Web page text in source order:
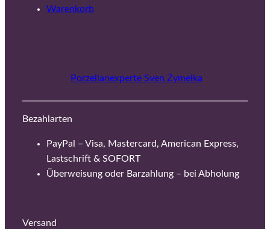
Warenkorb
Porzellanexperte Sven Zymelka
Bezahlarten
PayPal – Visa, Mastercard, American Express,
Lastschrift & SOFORT
Überweisung oder Barzahlung – bei Abholung
Versand